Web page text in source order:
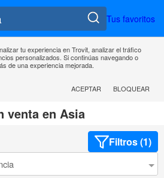
Tus favoritos
tu experiencia en Trovit, analizar el tráfico
personalizados. Si continúas navegando o
de una experiencia mejorada.
ACEPTAR
BLOQUEAR
venta en Asia
Filtros (1)